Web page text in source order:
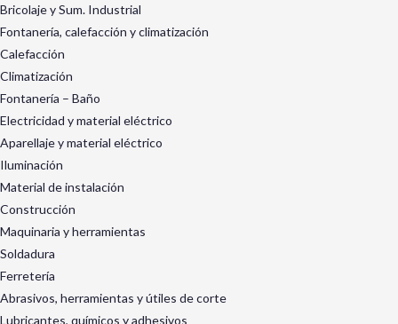
Bricolaje y Sum. Industrial
Fontanería, calefacción y climatización
Calefacción
Climatización
Fontanería – Baño
Electricidad y material eléctrico
Aparellaje y material eléctrico
Iluminación
Material de instalación
Construcción
Maquinaria y herramientas
Soldadura
Ferretería
Abrasivos, herramientas y útiles de corte
Lubricantes, químicos y adhesivos